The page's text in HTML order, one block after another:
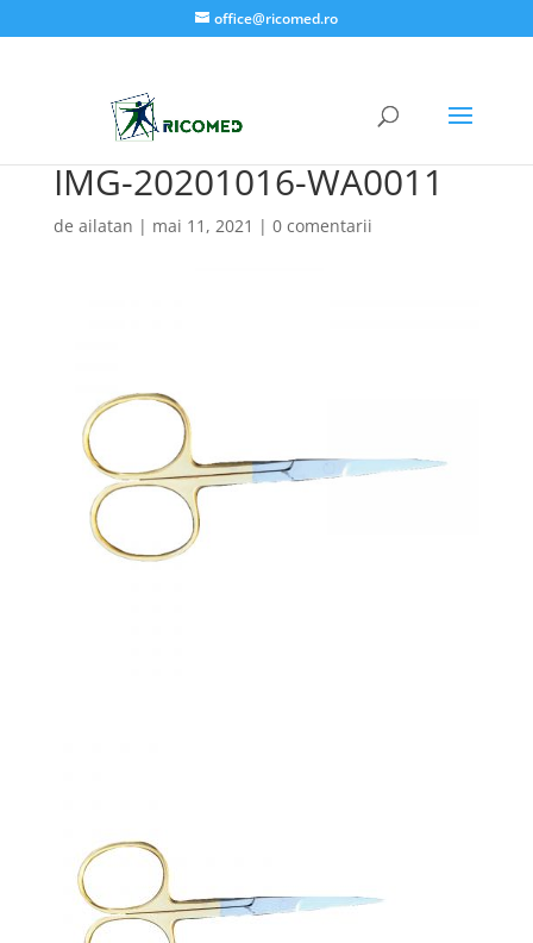
office@ricomed.ro
IMG-20201016-WA0011
de ailatan | mai 11, 2021 | 0 comentarii